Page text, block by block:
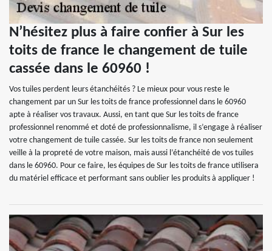
N’hésitez plus à faire confier à Sur les
toits de france le changement de tuile
cassée dans le 60960 !
Vos tuiles perdent leurs étanchéités ? Le mieux pour vous reste le
changement par un Sur les toits de france professionnel dans le 60960
apte à réaliser vos travaux. Aussi, en tant que Sur les toits de france
professionnel renommé et doté de professionnalisme, il s’engage à réaliser
votre changement de tuile cassée. Sur les toits de france non seulement
veille à la propreté de votre maison, mais aussi l’étanchéité de vos tuiles
dans le 60960. Pour ce faire, les équipes de Sur les toits de france utilisera
du matériel efficace et performant sans oublier les produits à appliquer !